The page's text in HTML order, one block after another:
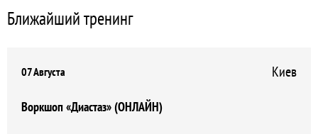
Ближайший тренинг
07 Августа Киев
Воркшоп «Диастаз» (ОНЛАЙН)